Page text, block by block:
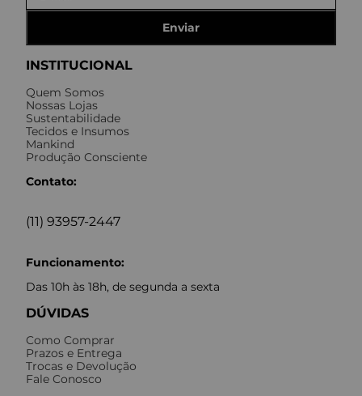
INSTITUCIONAL
Quem Somos
Nossas Lojas
Sustentabilidade
Tecidos e Insumos
Mankind
Produção Consciente
Contato:
(11) 93957-2447
Funcionamento:
Das 10h às 18h, de segunda a sexta
DÚVIDAS
Como Comprar
Prazos e Entrega
Trocas e Devolução
Fale Conosco
Enviar